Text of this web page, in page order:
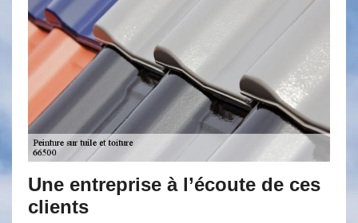
ces Vos avantages avec le couvreur
Brun renovation